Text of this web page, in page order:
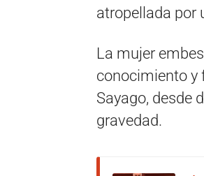
atropellada por
La mujer
conocimiento y
Sayago, desde
gravedad.